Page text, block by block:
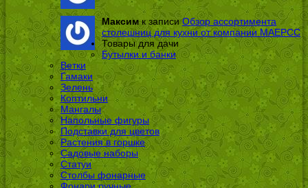
Максимк записиОбзор ассортимента
столешниц для кухни от компании МАЕРСС
Товары для дачи
Бутылки и банки
Ветки
Гамаки
Зелень
Коптильни
Мангалы
Напольные фигуры
Подставки для цветов
Растения в горшке
Садовые наборы
Статуи
Столбы фонарные